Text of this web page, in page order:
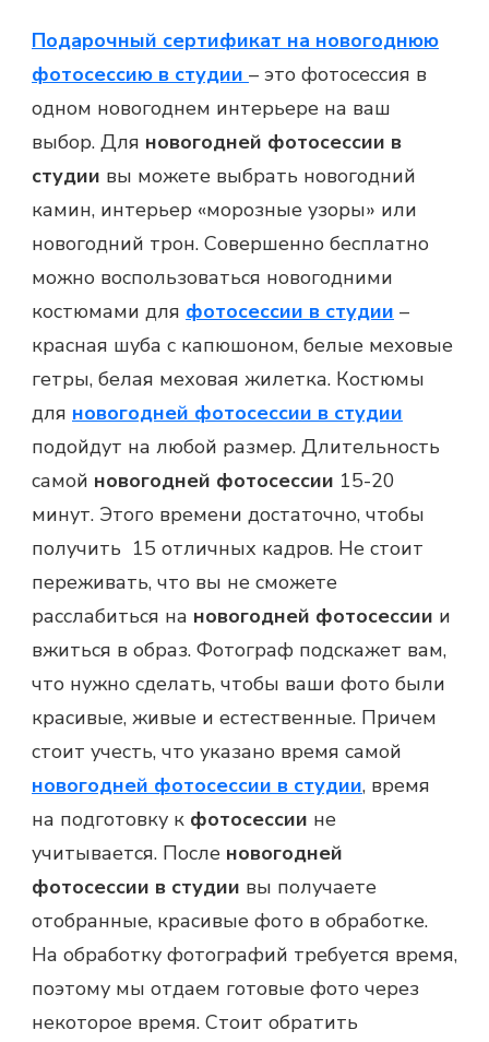
Подарочный сертификат на новогоднюю
фотосессию в студии – это фотосессия в
одном новогоднем интерьере на ваш
выбор. Для новогодней фотосессии в
студии вы можете выбрать новогодний
камин, интерьер «морозные узоры» или
новогодний трон. Совершенно бесплатно
можно воспользоваться новогодними
костюмами для фотосессии в студии –
красная шуба с капюшоном, белые меховые
гетры, белая меховая жилетка. Костюмы
для новогодней фотосессии в студии
подойдут на любой размер. Длительность
самой новогодней фотосессии 15-20
минут. Этого времени достаточно, чтобы
получить 15 отличных кадров. Не стоит
переживать, что вы не сможете
расслабиться на новогодней фотосессии и
вжиться в образ. Фотограф подскажет вам,
что нужно сделать, чтобы ваши фото были
красивые, живые и естественные. Причем
стоит учесть, что указано время самой
новогодней фотосессии в студии, время
на подготовку к фотосессии не
учитывается. После новогодней
фотосессии в студии вы получаете
отобранные, красивые фото в обработке.
На обработку фотографий требуется время,
поэтому мы отдаем готовые фото через
некоторое время. Стоит обратить